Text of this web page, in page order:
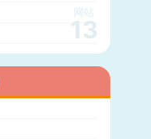
网站
13